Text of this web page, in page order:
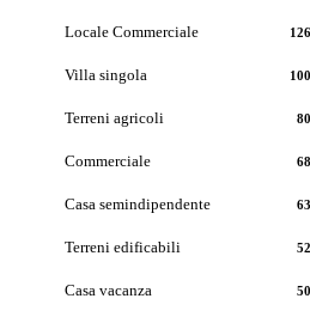
Locale Commerciale 126
Villa singola 100
Terreni agricoli 80
Commerciale 68
Casa semindipendente 63
Terreni edificabili 52
Casa vacanza 50